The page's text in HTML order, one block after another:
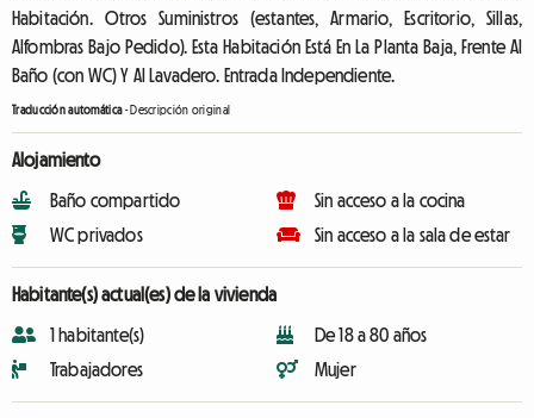
Habitación. Otros Suministros (estantes, Armario, Escritorio, Sillas,
Alfombras Bajo Pedido). Esta Habitación Está En La Planta Baja, Frente Al
Baño (con WC) Y Al Lavadero. Entrada Independiente.
Traducción automática-Descripción original
Alojamiento
Baño compartido
WC privados
Sin acceso a la cocina
Sin acceso a la sala de estar
Habitante(s) actual(es) de la vivienda
1 habitante(s)
Trabajadores
De 18 a 80 años
Mujer